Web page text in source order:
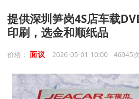
提供深圳笋岗4S店车载
印刷，选金和顺纸品
价格： 面议 2026-05-01 10:00 46045